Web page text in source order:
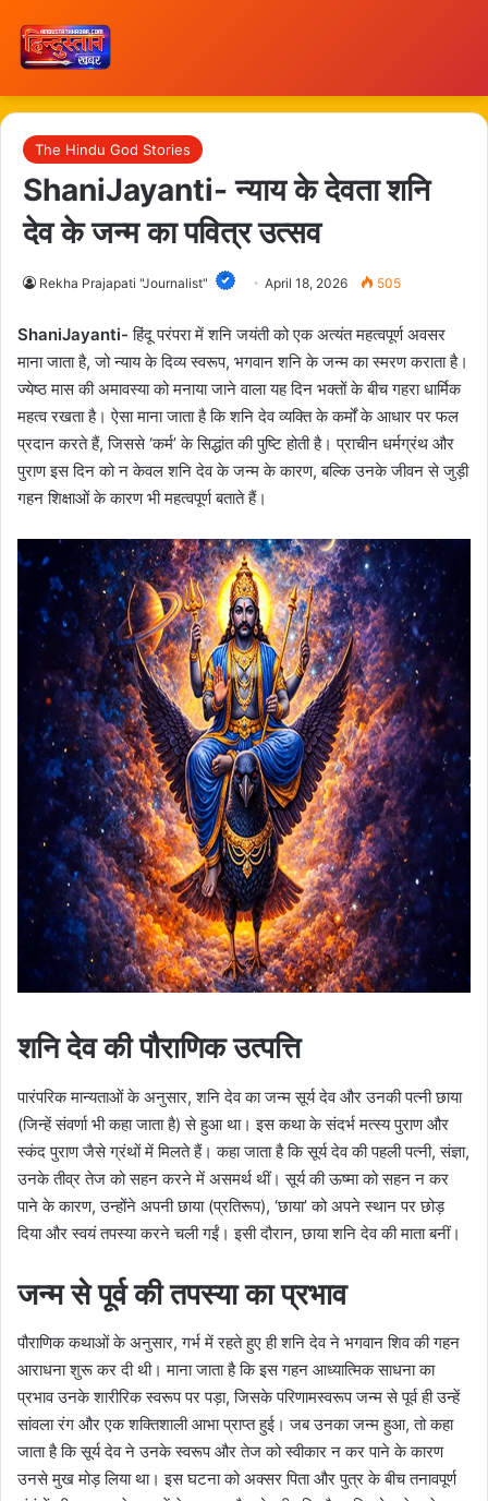
The Hindu God Stories
ShaniJayanti- न्याय के देवता शनि
देव के जन्म का पवित्र उत्सव
Rekha Prajapati "Journalist" April 18, 2026 505
ShaniJayanti- हिंदू परंपरा में शनि जयंती को एक अत्यंत महत्वपूर्ण अवसर
माना जाता है, जो न्याय के दिव्य स्वरूप, भगवान शनि के जन्म का स्मरण कराता है।
ज्येष्ठ मास की अमावस्या को मनाया जाने वाला यह दिन भक्तों के बीच गहरा धार्मिक
महत्व रखता है। ऐसा माना जाता है कि शनि देव व्यक्ति के कर्मों के आधार पर फल
प्रदान करते हैं, जिससे ‘कर्म’ के सिद्धांत की पुष्टि होती है। प्राचीन धर्मग्रंथ और
पुराण इस दिन को न केवल शनि देव के जन्म के कारण, बल्कि उनके जीवन से जुड़ी
गहन शिक्षाओं के कारण भी महत्वपूर्ण बताते हैं।
शनि देव की पौराणिक उत्पत्ति
पारंपरिक मान्यताओं के अनुसार, शनि देव का जन्म सूर्य देव और उनकी पत्नी छाया
(जिन्हें संवर्णा भी कहा जाता है) से हुआ था। इस कथा के संदर्भ मत्स्य पुराण और
स्कंद पुराण जैसे ग्रंथों में मिलते हैं। कहा जाता है कि सूर्य देव की पहली पत्नी, संज्ञा,
उनके तीव्र तेज को सहन करने में असमर्थ थीं। सूर्य की ऊष्मा को सहन न कर
पाने के कारण, उन्होंने अपनी छाया (प्रतिरूप), ‘छाया’ को अपने स्थान पर छोड़
दिया और स्वयं तपस्या करने चली गईं। इसी दौरान, छाया शनि देव की माता बनीं।
जन्म से पूर्व की तपस्या का प्रभाव
पौराणिक कथाओं के अनुसार, गर्भ में रहते हुए ही शनि देव ने भगवान शिव की गहन
आराधना शुरू कर दी थी। माना जाता है कि इस गहन आध्यात्मिक साधना का
प्रभाव उनके शारीरिक स्वरूप पर पड़ा, जिसके परिणामस्वरूप जन्म से पूर्व ही उन्हें
सांवला रंग और एक शक्तिशाली आभा प्राप्त हुई। जब उनका जन्म हुआ, तो कहा
जाता है कि सूर्य देव ने उनके स्वरूप और तेज को स्वीकार न कर पाने के कारण
उनसे मुख मोड़ लिया था। इस घटना को अक्सर पिता और पुत्र के बीच तनावपूर्ण